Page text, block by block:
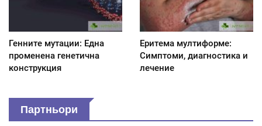
Генните мутации: Една
променена генетична
конструкция
Еритема мултиформе:
Симптоми, диагностика и
лечение
Партньори